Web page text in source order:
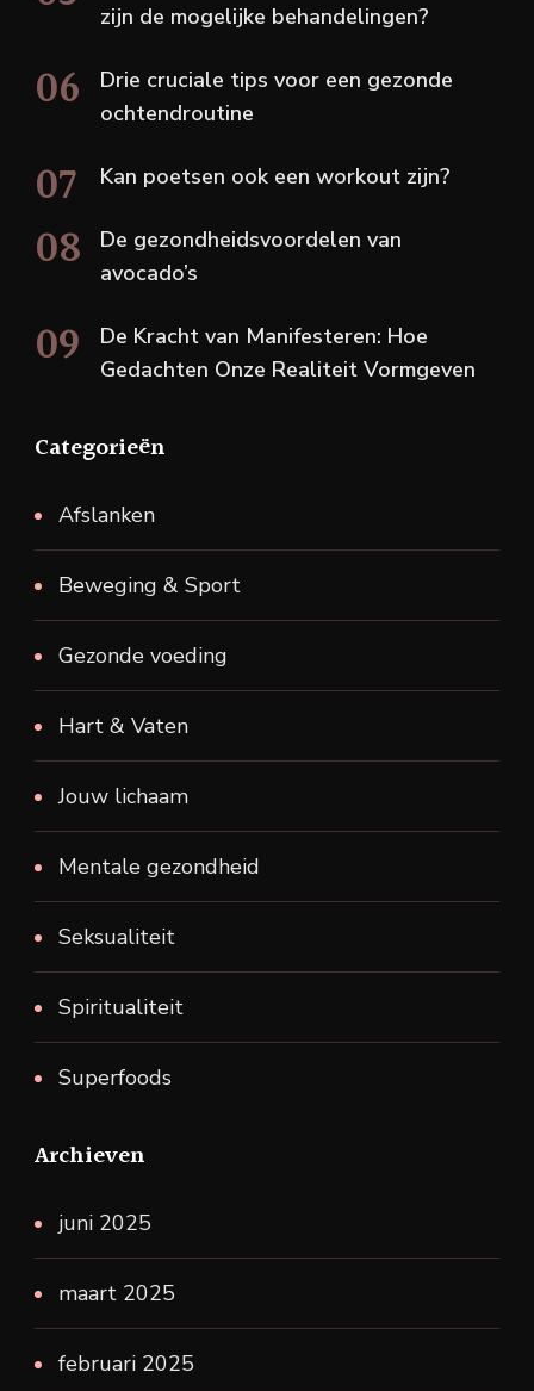
zijn de mogelijke behandelingen?
Drie cruciale tips voor een gezonde
ochtendroutine
Kan poetsen ook een workout zijn?
De gezondheidsvoordelen van
avocado’s
De Kracht van Manifesteren: Hoe
Gedachten Onze Realiteit Vormgeven
Categorieën
Afslanken
Beweging & Sport
Gezonde voeding
Hart & Vaten
Jouw lichaam
Mentale gezondheid
Seksualiteit
Spiritualiteit
Superfoods
Archieven
juni 2025
maart 2025
februari 2025